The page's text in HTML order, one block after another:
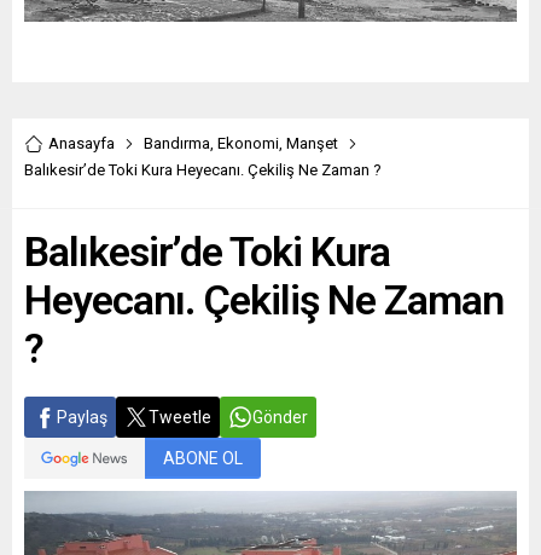
Anasayfa Bandırma, Ekonomi, Manşet
Balıkesir’de Toki Kura Heyecanı. Çekiliş Ne Zaman ?
Balıkesir’de Toki Kura
Heyecanı. Çekiliş Ne Zaman
?
Paylaş Tweetle Gönder
ABONE OL